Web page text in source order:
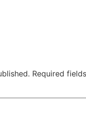
Required